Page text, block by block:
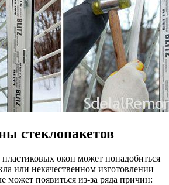
стеклопакетов
пластиковых окон может понадобиться
или некачественном изготовлении
может появиться из-за ряда причин: